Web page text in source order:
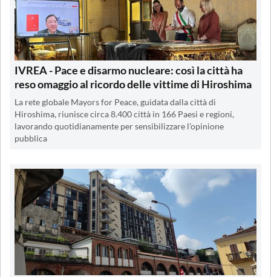
IVREA - Pace e disarmo nucleare: così la città ha
reso omaggio al ricordo delle vittime di Hiroshima
La rete globale Mayors for Peace, guidata dalla città di
Hiroshima, riunisce circa 8.400 città in 166 Paesi e regioni,
lavorando quotidianamente per sensibilizzare l'opinione
pubblica